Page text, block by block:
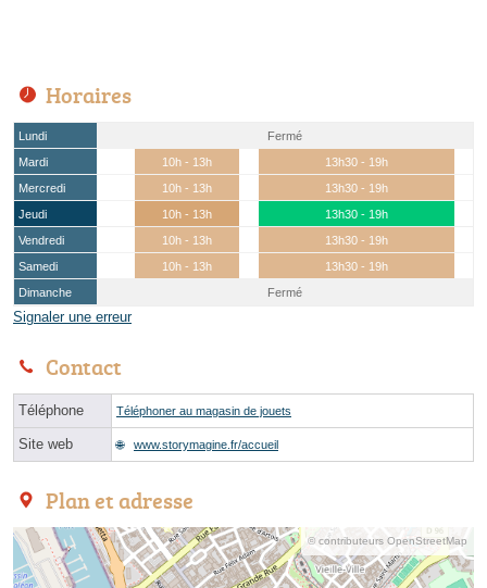
Horaires
Lundi
Fermé
Mardi
10h - 13h
13h30 - 19h
Mercredi
10h - 13h
13h30 - 19h
Jeudi
10h - 13h
13h30 - 19h
Vendredi
10h - 13h
13h30 - 19h
Samedi
10h - 13h
13h30 - 19h
Dimanche
Fermé
Signaler une erreur
Contact
Téléphone Téléphoner au magasin de jouets
Site web www.storymagine.fr/accueil
Plan et adresse
© contributeurs OpenStreetMap